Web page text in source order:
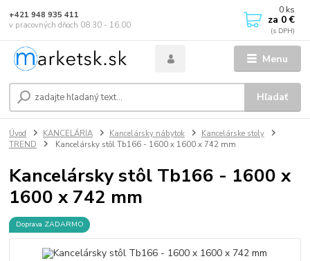
Menu
Hľadať
+421 948 935 411
v pracovných dňoch 08.30 - 16.00
0 ks
za 0 €
Úvod KANCELÁRIA Kancelársky nábytok
Kancelárske stoly
TREND
Kancelársky stôl Tb166 - 1600 x 1600 x 742 mm
Kancelársky stôl Tb166 - 1600 x
1600 x 742 mm
Doprava ZADARMO